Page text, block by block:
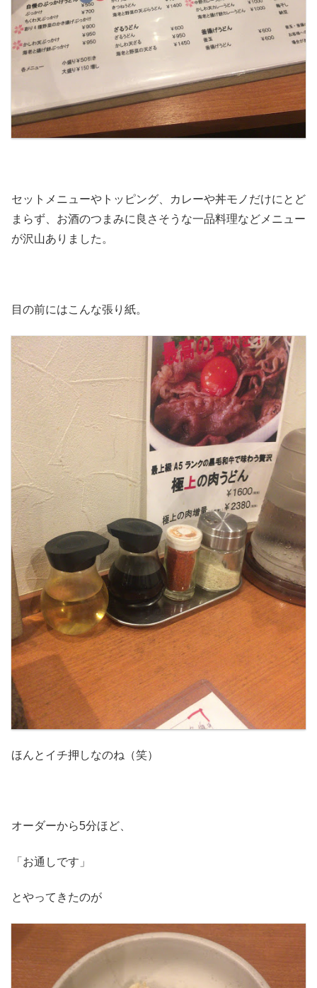
セットメニューやトッピング、カレーや丼モノだけにとど
まらず、お酒のつまみに良さそうな一品料理などメニュー
が沢山ありました。
目の前にはこんな張り紙。
ほんとイチ押しなのね（笑）
オーダーから5分ほど、
「お通しです」
とやってきたのが